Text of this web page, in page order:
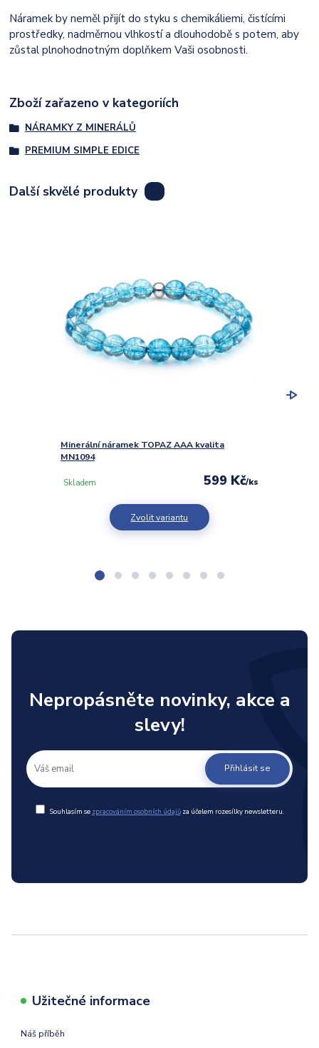
Náramek by neměl přijít do styku s chemikáliemi, čistícími
prostředky, nadměrnou vlhkostí a dlouhodobě s potem, aby
zůstal plnohodnotným doplňkem Vaši osobnosti.
Zboží zařazeno v kategoriích
NÁRAMKY Z MINERÁLŮ
PREMIUM SIMPLE EDICE
Další skvělé produkty
Minerální náramek TOPAZ AAA kvalita
MN1094
599 Kč/ks
Skladem
Zvolit variantu
Nepropásněte novinky, akce a
slevy!
Přihlásit se
Souhlasím se zpracováním osobních údajůza účelem rozesílky newsletteru.
Užitečné informace
Náš příběh